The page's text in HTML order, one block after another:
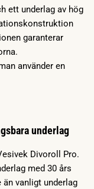
ett underlag av hög
garanterar
använder en
underlag
Divoroll Pro.
med 30 års
vanligt underlag